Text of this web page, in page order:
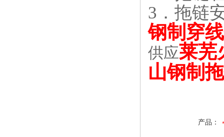
3 ．拖链
钢制穿
供应莱芜
山钢制
产品：